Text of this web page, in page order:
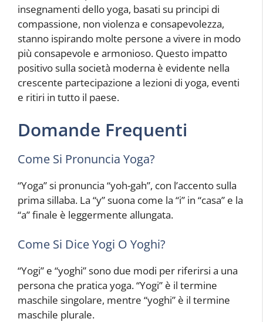
insegnamenti dello yoga, basati su principi di
compassione, non violenza e consapevolezza,
stanno ispirando molte persone a vivere in modo
più consapevole e armonioso. Questo impatto
positivo sulla società moderna è evidente nella
crescente partecipazione a lezioni di yoga, eventi
e ritiri in tutto il paese.
Domande Frequenti
Come Si Pronuncia Yoga?
“Yoga” si pronuncia “yoh-gah”, con l’accento sulla
prima sillaba. La “y” suona come la “i” in “casa” e la
“a” finale è leggermente allungata.
Come Si Dice Yogi O Yoghi?
“Yogi” e “yoghi” sono due modi per riferirsi a una
persona che pratica yoga. “Yogi” è il termine
maschile singolare, mentre “yoghi” è il termine
maschile plurale.